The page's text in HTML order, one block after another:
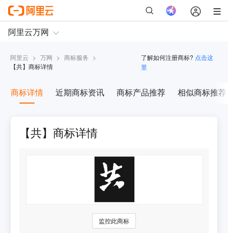
阿里云 > 万网 > 商标服务 >
【共】商标详情
了解如何注册商标? 点击这
里
商标详情 近期商标资讯 商标产品推荐 相似商标推荐
【共】商标详情
监控此商标